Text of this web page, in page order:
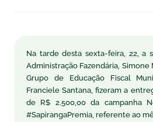
Na tarde desta sexta-feira, 22, a
Administração Fazendária,
Grupo de Educação Fiscal
Franciele Santana, fizeram a
de R$ 2.500,00 da campanha
#SapirangaPremia, referente ao